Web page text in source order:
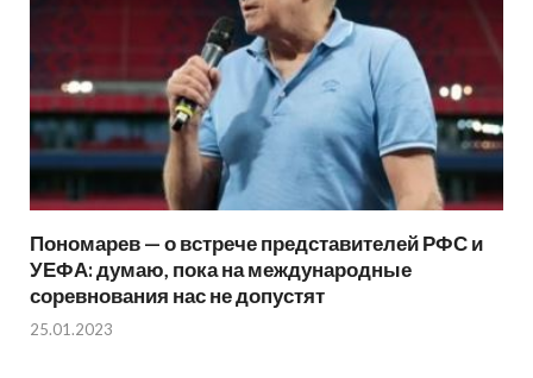
Пономарев — о встрече представителей РФС и
УЕФА: думаю, пока на международные
соревнования нас не допустят
25.01.2023